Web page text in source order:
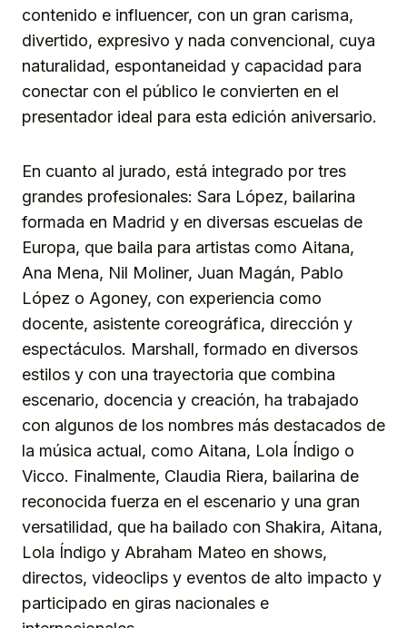
contenido e influencer, con un gran carisma,
divertido, expresivo y nada convencional, cuya
naturalidad, espontaneidad y capacidad para
conectar con el público le convierten en el
presentador ideal para esta edición aniversario.
En cuanto al jurado, está integrado por tres
grandes profesionales: Sara López, bailarina
formada en Madrid y en diversas escuelas de
Europa, que baila para artistas como Aitana,
Ana Mena, Nil Moliner, Juan Magán, Pablo
López o Agoney, con experiencia como
docente, asistente coreográfica, dirección y
espectáculos. Marshall, formado en diversos
estilos y con una trayectoria que combina
escenario, docencia y creación, ha trabajado
con algunos de los nombres más destacados de
la música actual, como Aitana, Lola Índigo o
Vicco. Finalmente, Claudia Riera, bailarina de
reconocida fuerza en el escenario y una gran
versatilidad, que ha bailado con Shakira, Aitana,
Lola Índigo y Abraham Mateo en shows,
directos, videoclips y eventos de alto impacto y
participado en giras nacionales e